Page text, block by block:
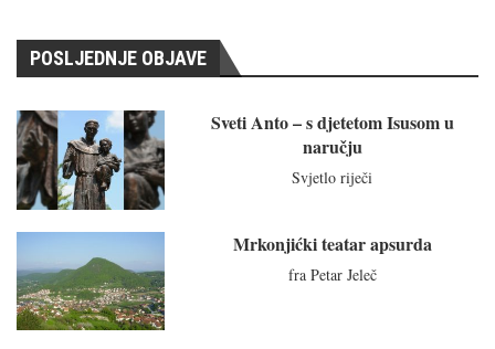
POSLJEDNJE OBJAVE
Sveti Anto – s djetetom Isusom u
naručju
Svjetlo riječi
Mrkonjićki teatar apsurda
fra Petar Jeleč